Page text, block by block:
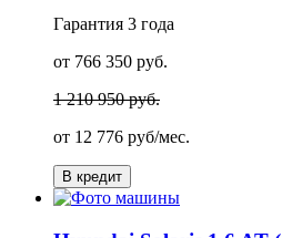
Гарантия 3 года
от 766 350 руб.
1 210 950 руб.
от 12 776 руб/мес.
В кредит